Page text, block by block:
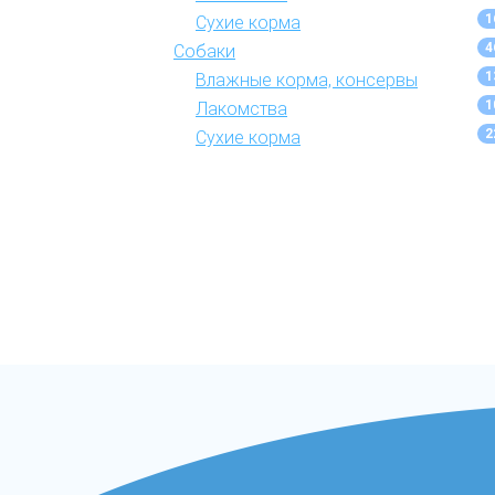
Сухие корма
Собаки
Влажные корма, консервы
Лакомства
Сухие корма